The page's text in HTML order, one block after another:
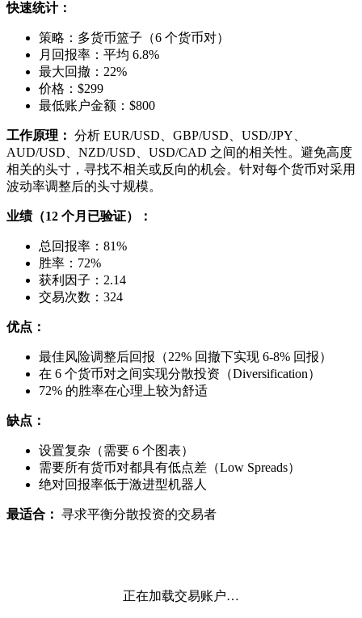
快速统计：
策略：多货币篮子（6 个货币对）
月回报率：平均 6.8%
最大回撤：22%
价格：$299
最低账户金额：$800
工作原理： 分析 EUR/USD、GBP/USD、USD/JPY、
AUD/USD、NZD/USD、USD/CAD 之间的相关性。避免高度
相关的头寸，寻找不相关或反向的机会。针对每个货币对采用
波动率调整后的头寸规模。
业绩（12 个月已验证）：
总回报率：81%
胜率：72%
获利因子：2.14
交易次数：324
优点：
最佳风险调整后回报（22% 回撤下实现 6-8% 回报）
在 6 个货币对之间实现分散投资（Diversification）
72% 的胜率在心理上较为舒适
缺点：
设置复杂（需要 6 个图表）
需要所有货币对都具有低点差（Low Spreads）
绝对回报率低于激进型机器人
最适合： 寻求平衡分散投资的交易者
正在加载交易账户…